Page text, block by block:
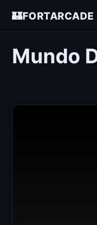
🏰FORTARCADE
Mundo